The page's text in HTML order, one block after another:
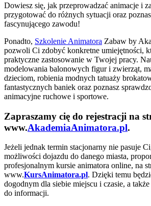
Dowiesz się, jak przeprowadzać animacje i
przygotować do różnych sytuacji oraz
fascynującego zawodu!
Ponadto, Szkolenie Animatora Zabaw by
pozwoli Ci zdobyć konkretne umiejętności,
praktyczne zastosowanie w Twojej pracy.
modelowania balonowych figur i zwierząt,
dzieciom, robienia modnych tatuaży
fantastycznych baniek oraz poznasz
animacyjne ruchowe i sportowe.
Zapraszamy cię do rejestracji na
www.AkademiaAnimatora.pl.
Jeżeli jednak termin stacjonarny nie pasuje
możliwości dojazdu do danego miasta,
profesjonalnym kursie animatora online, na
www.KursAnimatora.pl. Dzięki temu
dogodnym dla siebie miejscu i czasie, a
do informacji.